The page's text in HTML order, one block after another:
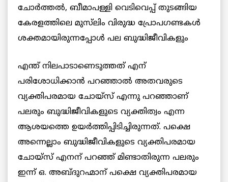
ചോര്‍ത്തല്‍, ബീമാപള്ളി വെടിവെപ്പ് തുടങ്ങിയ
കേരളത്തിലെ മുസ്‌ലിം വിരുദ്ധ പ്രോപഗണ്ടകള്‍
ശക്തമായിരുന്നപ്പോള്‍ പല ബുദ്ധിജീവികളും
എന്ത് നിലപാടാണെടുത്തത് എന്
പരിശോധിക്കാന്‍ പറഞ്ഞാല്‍ അതവരുടെ
വ്യക്തിപരമായ ചോയ്‌സ് എന്നു പറഞ്ഞാണ്
പലരും ബുദ്ധിജീവികളുടെ വ്യക്തിത്വം എന്ന
ആശയത്തെ ഉയര്‍ത്തിപ്പിടിച്ചിരുന്നത്. പക്ഷെ
അന്നെല്ലാം ബുദ്ധിജീവികളുടെ വ്യക്തിപരമായ
ചോയ്‌സ് എനന് പറഞ്ഞ് മിണ്ടാതിരുന്ന പലരും
ഇന്ന് ഒ. അബ്ദുറഹ്മാന് പക്ഷെ വ്യക്തിപരമായ